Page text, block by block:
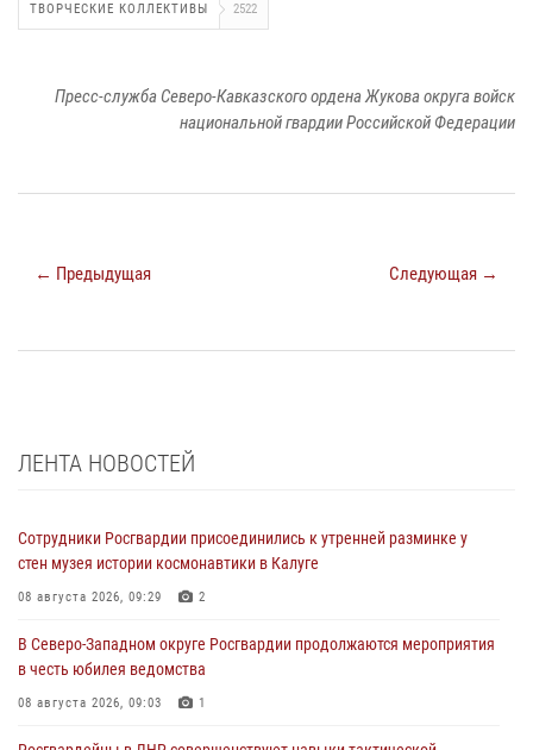
ТВОРЧЕСКИЕ КОЛЛЕКТИВЫ 2522
Пресс-служба Северо-Кавказского ордена Жукова округа войск
национальной гвардии Российской Федерации
← Предыдущая Следующая →
ЛЕНТА НОВОСТЕЙ
Сотрудники Росгвардии присоединились к утренней разминке у
стен музея истории космонавтики в Калуге
08 августа 2026, 09:29 2
В Северо-Западном округе Росгвардии продолжаются мероприятия
в честь юбилея ведомства
08 августа 2026, 09:03 1